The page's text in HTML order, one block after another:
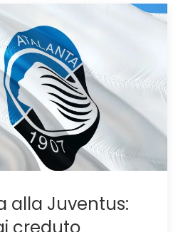
voci
pilastro
Sarri
alla Juventus:
creduto